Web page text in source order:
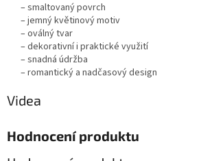
– smaltovaný povrch
– jemný květinový motiv
– oválný tvar
– dekorativní i praktické využití
– snadná údržba
– romantický a nadčasový design
Videa
Hodnocení produktu